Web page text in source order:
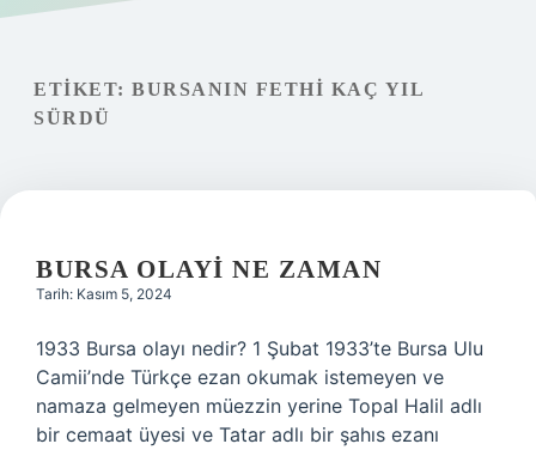
Gizlilik Politikası
Hakkımızda
ETIKET: BURSANIN FETHI KAÇ YIL
SÜRDÜ
BURSA OLAYI NE ZAMAN
Tarih: Kasım 5, 2024
1933 Bursa olayı nedir? 1 Şubat 1933’te Bursa Ulu
Camii’nde Türkçe ezan okumak istemeyen ve
namaza gelmeyen müezzin yerine Topal Halil adlı
bir cemaat üyesi ve Tatar adlı bir şahıs ezanı